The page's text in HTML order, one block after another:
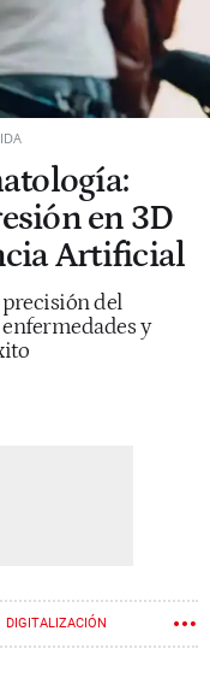
en 3D
Artificial
precisión del
y
DIGITALIZACIÓN